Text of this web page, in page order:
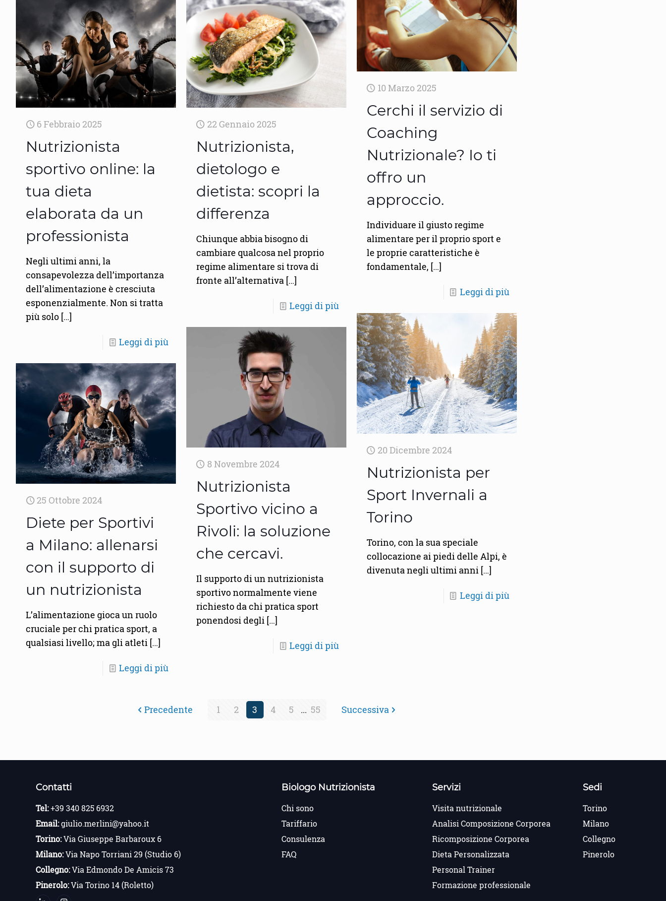
10 Marzo 2025
Cerchi il servizio di
Coaching
Nutrizionale? Io ti
offro un
approccio.
Individuare il giusto regime
alimentare per il proprio sport e
le proprie caratteristiche è
fondamentale, […]
Leggi di più
6 Febbraio 2025
Nutrizionista
sportivo online: la
tua dieta
elaborata da un
professionista
Negli ultimi anni, la
consapevolezza dell’importanza
dell’alimentazione è cresciuta
esponenzialmente. Non si tratta
più solo […]
Leggi di più
22 Gennaio 2025
Nutrizionista,
dietologo e
dietista: scopri la
differenza
Chiunque abbia bisogno di
cambiare qualcosa nel proprio
regime alimentare si trova di
fronte all’alternativa[…]
Leggi di più
20 Dicembre 2024
Nutrizionista per
Sport Invernali a
Torino
Torino, con la sua speciale
collocazione ai piedi delle Alpi, è
divenuta negli ultimi anni[…]
Leggi di più
8 Novembre 2024
Nutrizionista
Sportivo vicino a
Rivoli: la soluzione
che cercavi.
Il supporto di un nutrizionista
sportivo normalmente viene
richiesto da chi pratica sport
ponendosi degli[…]
Leggi di più
25 Ottobre 2024
Diete per Sportivi
a Milano: allenarsi
con il supporto di
un nutrizionista
L’alimentazione gioca un ruolo
cruciale per chi pratica sport, a
qualsiasi livello; ma gli atleti […]
Leggi di più
Precedente 1 2 3 4 5 ... 55 Successiva
Contatti
Tel:+39 340 825 6932
Email:giulio.merlini@yahoo.it
Torino:Via Giuseppe Barbaroux 6
Milano:Via Napo Torriani 29 (Studio 6)
Collegno:Via Edmondo De Amicis 73
Pinerolo:Via Torino 14 (Roletto)
Biologo Nutrizionista
Chi sono
Tariffario
Consulenza
FAQ
Servizi
Visita nutrizionale
Analisi Composizione Corporea
Ricomposizione Corporea
Dieta Personalizzata
Personal Trainer
Formazione professionale
Sedi
Torino
Milano
Collegno
Pinerolo